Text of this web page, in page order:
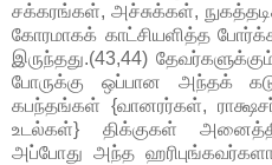
சக்கரங்கள், அச்சுக்கள்,
கோரமாகக் காட்சியளித்த
இருந்தது.(43,44)
போருக்கு ஒப்பான அந்தக்
கபந்தங்கள் {வானரர்கள்,
உடல்கள்} திக்குகள்
அப்போது அந்த